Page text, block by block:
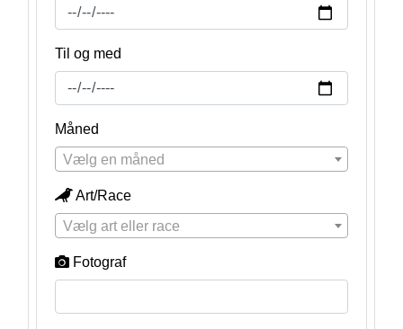
Til og med
Måned
Vælg en måned
Art/Race
Vælg art eller race
Fotograf